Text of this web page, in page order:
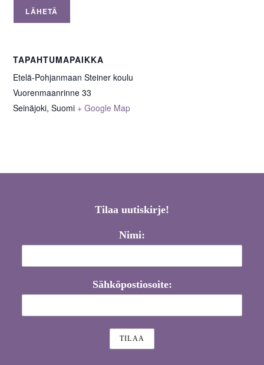
TAPAHTUMAPAIKKA
Etelä-Pohjanmaan Steiner koulu
Vuorenmaanrinne 33
Seinäjoki, Suomi + Google Map
Tilaa uutiskirje!
Nimi:
Sähköpostiosoite: